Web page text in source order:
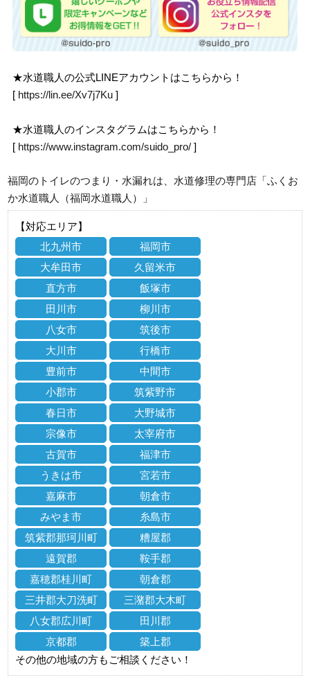
★水道職人の公式LINEアカウントはこちらから！
[ https://lin.ee/Xv7j7Ku ]
★水道職人のインスタグラムはこちらから！
[ https://www.instagram.com/suido_pro/ ]
福岡のトイレのつまり・水漏れは、水道修理の専門店「ふくお
か水道職人（福岡水道職人）」
【対応エリア】
北九州市
福岡市
大牟田市
久留米市
直方市
飯塚市
田川市
柳川市
八女市
筑後市
大川市
行橋市
豊前市
中間市
小郡市
筑紫野市
春日市
大野城市
宗像市
太宰府市
古賀市
福津市
うきは市
宮若市
嘉麻市
朝倉市
みやま市
糸島市
筑紫郡那珂川町
糟屋郡
遠賀郡
鞍手郡
嘉穂郡桂川町
朝倉郡
三井郡大刀洗町
三潴郡大木町
八女郡広川町
田川郡
京都郡
築上郡
その他の地域の方もご相談ください！